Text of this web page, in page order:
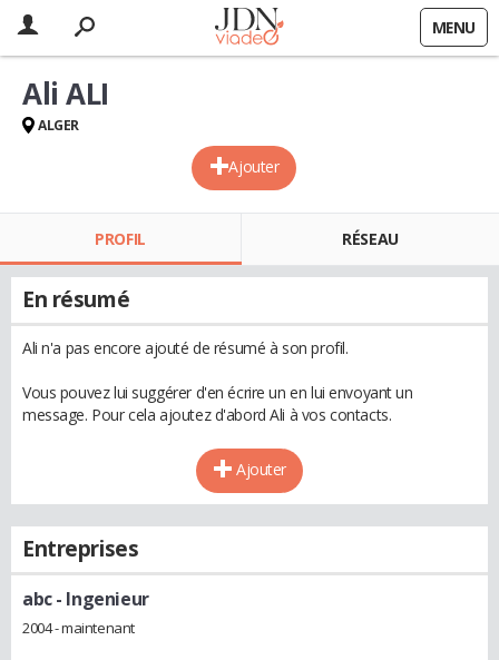
MENU
Ajouter
Ali ALI
ALGER
PROFIL RÉSEAU
En résumé
Ali n'a pas encore ajouté de résumé à son profil.
Vous pouvez lui suggérer d'en écrire un en lui envoyant un
message. Pour cela ajoutez d'abord Ali à vos contacts.
Ajouter
Entreprises
abc- Ingenieur
2004 - maintenant